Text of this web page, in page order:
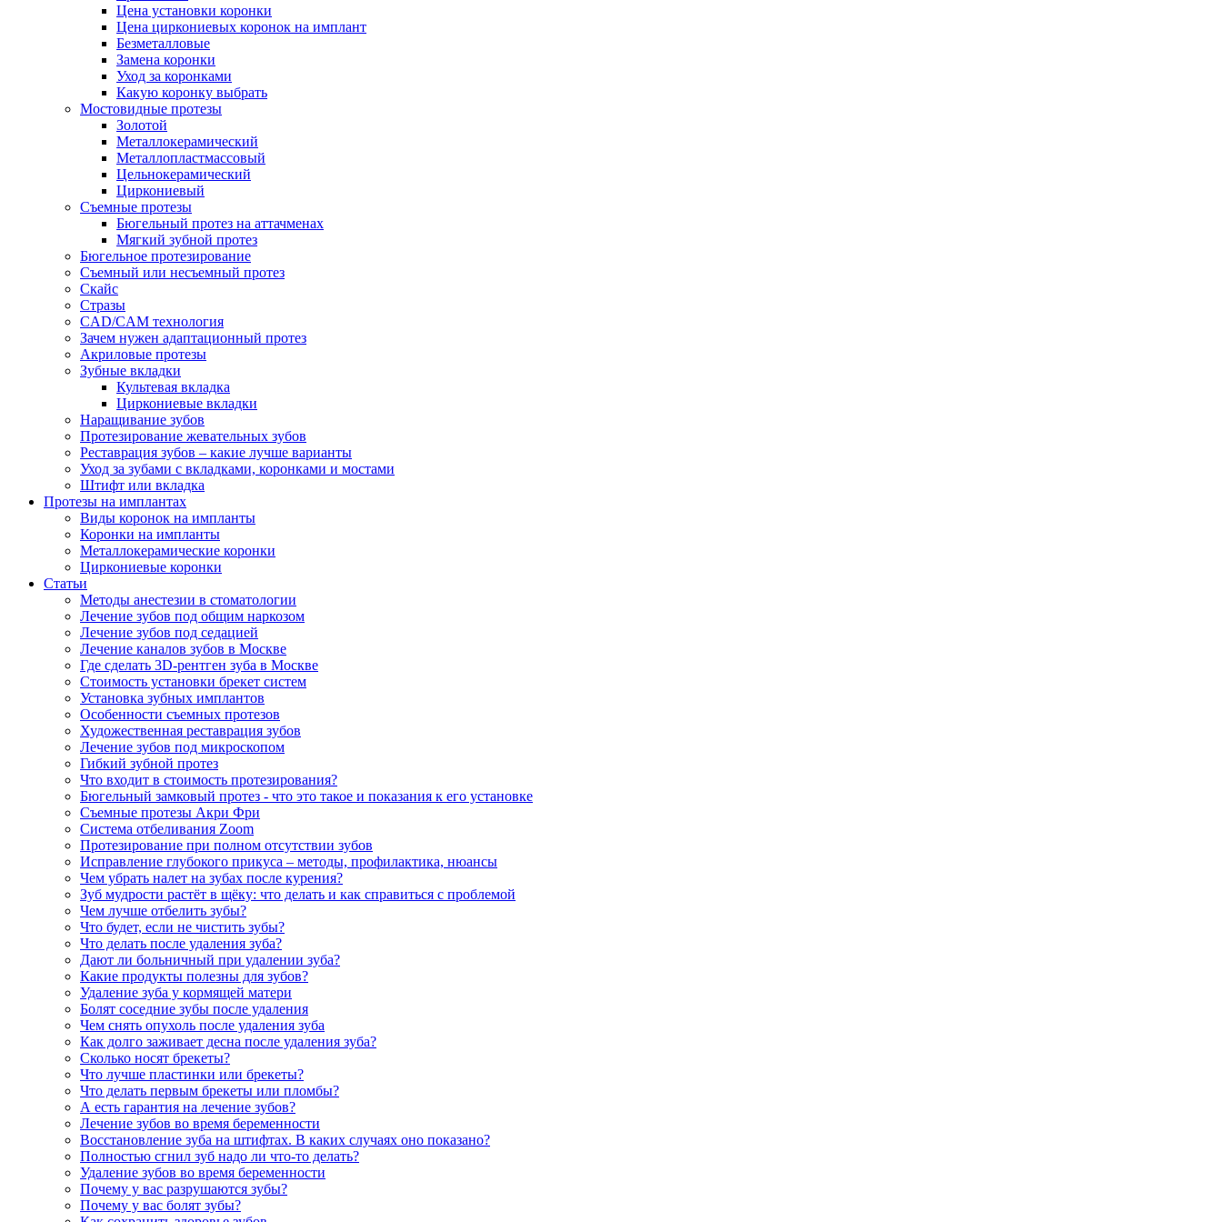
Цена установки коронки
Цена циркониевых коронок на имплант
Безметалловые
Замена коронки
Уход за коронками
Какую коронку выбрать
Мостовидные протезы
Золотой
Металлокерамический
Металлопластмассовый
Цельнокерамический
Циркониевый
Съемные протезы
Бюгельный протез на аттачменах
Мягкий зубной протез
Бюгельное протезирование
Съемный или несъемный протез
Скайс
Стразы
CAD/CAM технология
Зачем нужен адаптационный протез
Акриловые протезы
Зубные вкладки
Культевая вкладка
Циркониевые вкладки
Наращивание зубов
Протезирование жевательных зубов
Реставрация зубов – какие лучше варианты
Уход за зубами с вкладками, коронками и мостами
Штифт или вкладка
Протезы на имплантах
Виды коронок на импланты
Коронки на импланты
Металлокерамические коронки
Циркониевые коронки
Статьи
Методы анестезии в стоматологии
Лечение зубов под общим наркозом
Лечение зубов под седацией
Лечение каналов зубов в Москве
Где сделать 3D-рентген зуба в Москве
Стоимость установки брекет систем
Установка зубных имплантов
Особенности съемных протезов
Художественная реставрация зубов
Лечение зубов под микроскопом
Гибкий зубной протез
Что входит в стоимость протезирования?
Бюгельный замковый протез - что это такое и показания к его установке
Съемные протезы Акри Фри
Система отбеливания Zoom
Протезирование при полном отсутствии зубов
Исправление глубокого прикуса – методы, профилактика, нюансы
Чем убрать налет на зубах после курения?
Зуб мудрости растёт в щёку: что делать и как справиться с проблемой
Чем лучше отбелить зубы?
Что будет, если не чистить зубы?
Что делать после удаления зуба?
Дают ли больничный при удалении зуба?
Какие продукты полезны для зубов?
Удаление зуба у кормящей матери
Болят соседние зубы после удаления
Чем снять опухоль после удаления зуба
Как долго заживает десна после удаления зуба?
Сколько носят брекеты?
Что лучше пластинки или брекеты?
Что делать первым брекеты или пломбы?
А есть гарантия на лечение зубов?
Лечение зубов во время беременности
Восстановление зуба на штифтах. В каких случаях оно показано?
Полностью сгнил зуб надо ли что-то делать?
Удаление зубов во время беременности
Почему у вас разрушаются зубы?
Почему у вас болят зубы?